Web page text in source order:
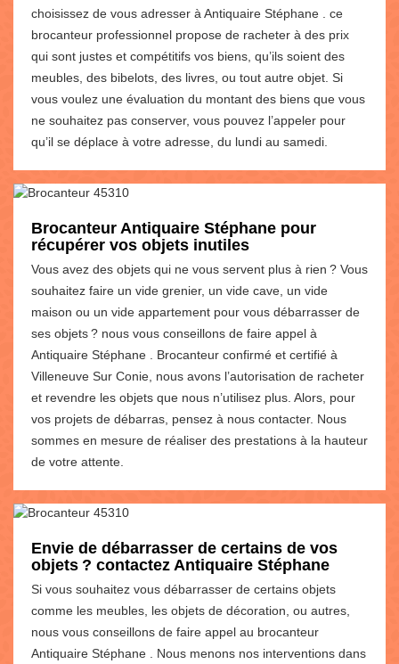
choisissez de vous adresser à Antiquaire Stéphane . ce
brocanteur professionnel propose de racheter à des prix
qui sont justes et compétitifs vos biens, qu’ils soient des
meubles, des bibelots, des livres, ou tout autre objet. Si
vous voulez une évaluation du montant des biens que vous
ne souhaitez pas conserver, vous pouvez l’appeler pour
qu’il se déplace à votre adresse, du lundi au samedi.
Brocanteur Antiquaire Stéphane pour
récupérer vos objets inutiles
Vous avez des objets qui ne vous servent plus à rien ? Vous
souhaitez faire un vide grenier, un vide cave, un vide
maison ou un vide appartement pour vous débarrasser de
ses objets ? nous vous conseillons de faire appel à
Antiquaire Stéphane . Brocanteur confirmé et certifié à
Villeneuve Sur Conie, nous avons l’autorisation de racheter
et revendre les objets que nous n’utilisez plus. Alors, pour
vos projets de débarras, pensez à nous contacter. Nous
sommes en mesure de réaliser des prestations à la hauteur
de votre attente.
Envie de débarrasser de certains de vos
objets ? contactez Antiquaire Stéphane
Si vous souhaitez vous débarrasser de certains objets
comme les meubles, les objets de décoration, ou autres,
nous vous conseillons de faire appel au brocanteur
Antiquaire Stéphane . Nous menons nos interventions dans